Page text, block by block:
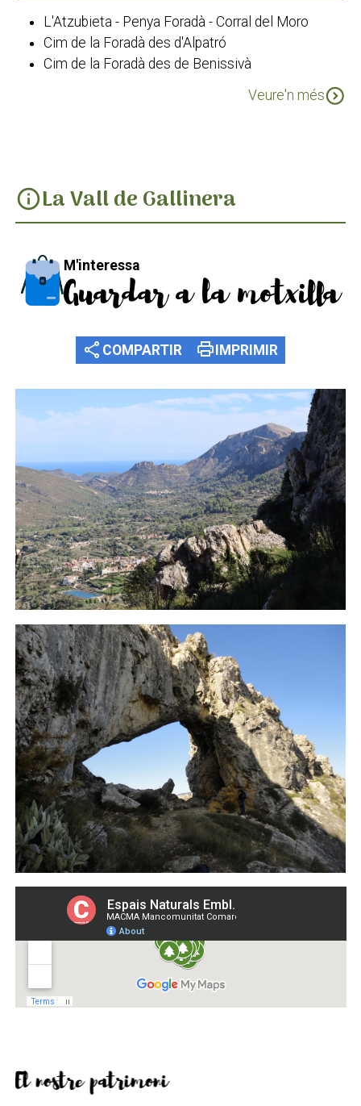
L'Atzubieta - Penya Foradà - Corral del Moro
Cim de la Foradà des d'Alpatró
Cim de la Foradà des de Benissivà
Veure'n mésexpand_circle_down
infoLa Vall de Gallinera
M'interessa
Guardar a la motxilla
share COMPARTIR printIMPRIMIR
El nostre patrimoni